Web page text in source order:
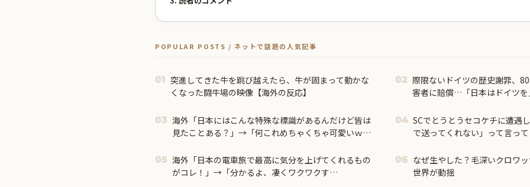
POPULAR POSTS / ネットで話題の人気記事
01 突進してきた牛を跳び越えたら、牛が固まって動かな
くなった闘牛場の映像【海外の反応】
02 際限ないドイツの歴史謝罪、
害者に賠償…「日本はドイツを
03 海外「日本にはこんな特殊な標識があるんだけど皆は
見たことある？」→「何これめちゃくちゃ可愛いｗ
04 SCでとうとうセコケチに遭遇
で送ってくれない」って言って
05 海外「日本の電車旅で最高に気分を上げてくれるもの
がコレ！」→「分かるよ、凄くワクワクす
06 なぜ生やした？毛深いクロワッ
世界が動揺